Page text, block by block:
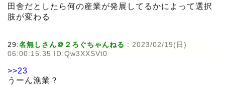
田舎だとしたら何の産業が発展してるかによって選択
肢が変わる
29:名無しさん＠２ろぐちゃんねる : 2023/02/19(日)
06:00:15.35 ID:Qw3XXSVt0
>>23
うーん漁業？